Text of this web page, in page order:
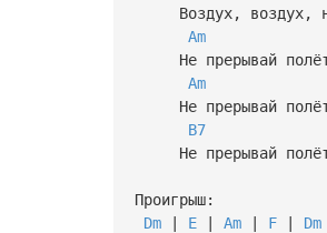
Воздух, воздух,
Am
Не прерывай
Am
Не прерывай
B7
Не прерывай
Проигрыш:
Dm| E| Am| F| Dm